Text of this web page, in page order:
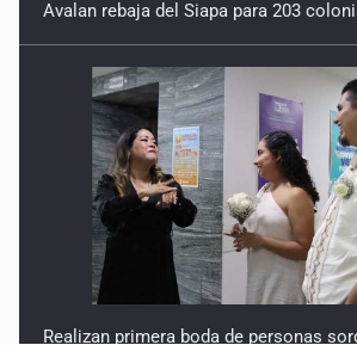
Realizan primera boda de personas